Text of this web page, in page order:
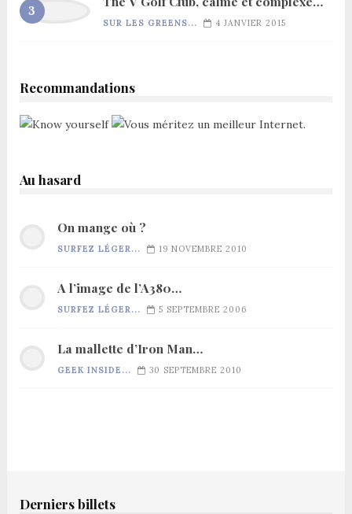
SUR LES GREENS... 4 JANVIER 2015
Recommandations
Au hasard
On mange où ?
SURFEZ LÉGER... 19 NOVEMBRE 2010
A l’image de l’A380…
SURFEZ LÉGER... 5 SEPTEMBRE 2006
La mallette d’Iron Man…
GEEK INSIDE... 30 SEPTEMBRE 2010
Derniers billets